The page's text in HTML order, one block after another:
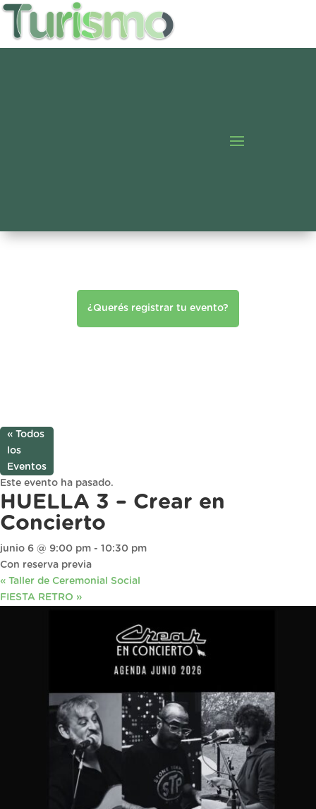
¿Querés registrar tu evento?
« Todos
los
Eventos
Este evento ha pasado.
HUELLA 3 – Crear en
Concierto
junio 6 @ 9:00 pm - 10:30 pm
Con reserva previa
« Taller de Ceremonial Social
FIESTA RETRO »